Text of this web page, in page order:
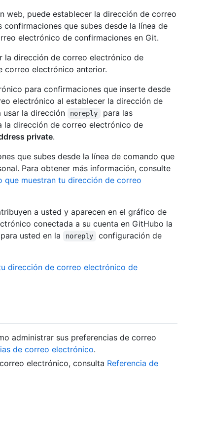
web, puede establecer la dirección de correo
que subes desde la línea de
electrónico de confirmaciones en Git.
la dirección de correo electrónico de
correo electrónico anterior.
para confirmaciones que inserte desde
electrónico al establecer la dirección de
la dirección
noreply
para las
la dirección de correo electrónico de
private.
que subes desde la línea de comando que
Para obtener más información, consulte
que muestran tu dirección de correo
a usted y aparecen en el gráfico de
conectada a su cuenta en GitHubo la
usted en la
noreply
configuración de
dirección de correo electrónico de
administrar sus preferencias de correo
de correo electrónico.
electrónico, consulta Referencia de